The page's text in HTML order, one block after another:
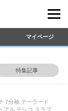
マイページ
特集記事
7分袖 テーラード
アル テレコ スラブ